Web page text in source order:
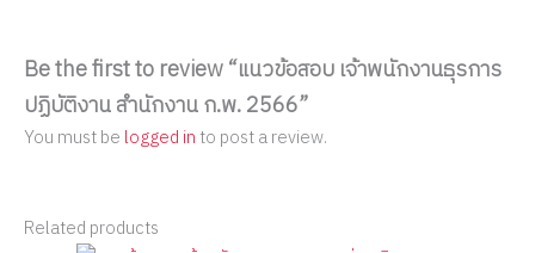
Be the first to review “แนวข้อสอบ เจ้าพนักงานธุรการ
ปฏิบัติงาน สำนักงาน ก.พ. 2566”
You must be logged in to post a review.
Related products